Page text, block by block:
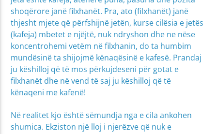
shoqërore janë filxhanët. Pra, ato (filxhanët) janë
thjesht mjete që përfshijnë jetën, kurse cilësia e jetës
(kafeja) mbetet e njëjtë, nuk ndryshon dhe ne nëse
koncentrohemi vetëm në filxhanin, do ta humbim
mundësinë ta shijojmë kënaqësinë e kafesë. Prandaj
ju këshilloj që të mos përkujdeseni për gotat e
filxhanët dhe në vend të saj ju këshilloj që të
kënaqeni me kafenë!
Në realitet kjo është sëmundja nga e cila ankohen
shumica. Ekziston një lloj i njerëzve që nuk e